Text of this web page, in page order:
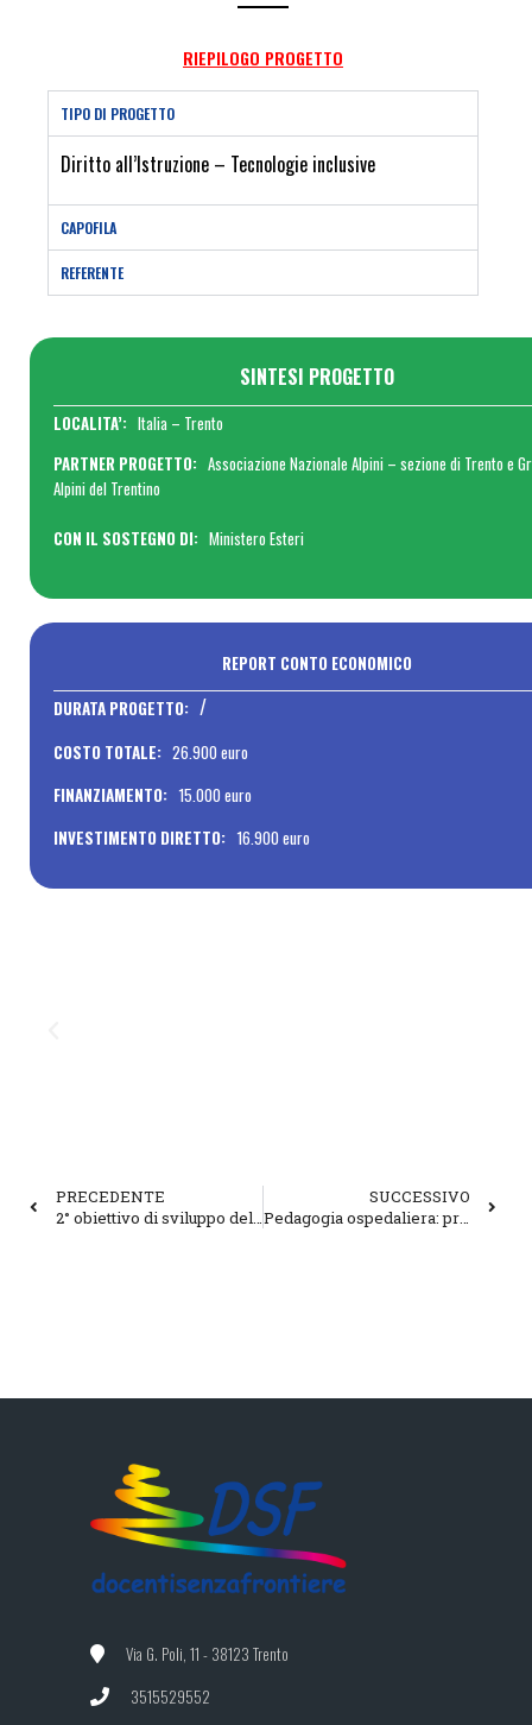
RIEPILOGO PROGETTO
TIPO DI PROGETTO
Diritto all’Istruzione – Tecnologie inclusive
CAPOFILA
REFERENTE
SINTESI PROGETTO
LOCALITA’: Italia – Trento
PARTNER PROGETTO: Associazione Nazionale Alpini – sezione di Trento e
Alpini del Trentino
CON IL SOSTEGNO DI: Ministero Esteri
REPORT CONTO ECONOMICO
DURATA PROGETTO: /
COSTO TOTALE: 26.900 euro
FINANZIAMENTO: 15.000 euro
INVESTIMENTO DIRETTO: 16.900 euro
PRECEDENTE
2° obiettivo di sviluppo del millennio
SUCCESSIVO
Pedagogia ospedaliera: principio e risorsa educativa
Via G. Poli, 11 - 38123 Trento
3515529552